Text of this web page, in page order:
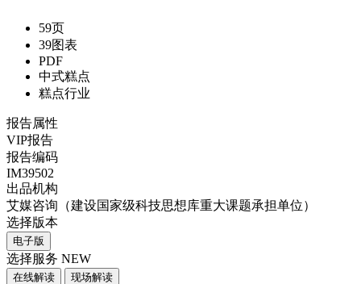
59页
39图表
PDF
中式糕点
糕点行业
报告属性
VIP报告
报告编码
IM39502
出品机构
艾媒咨询（建设国家级科技思想库重大课题承担单位）
选择版本
电子版
选择服务 NEW
在线解读 现场解读